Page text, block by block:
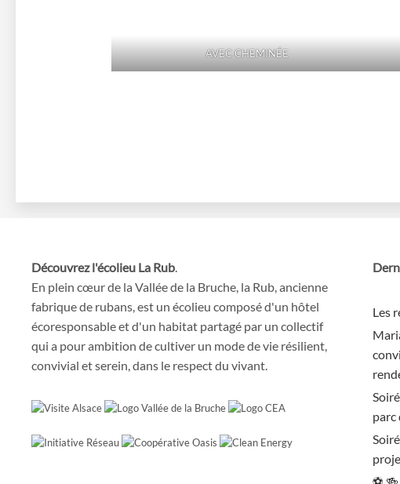
AVEC CHEMINÉE
Découvrez l'écolieu La Rub
En plein cœur de la Vallée de la Bruche, la Rub, ancienne
fabrique de rubans, est un écolieu composé d'un hôtel
écoresponsable et d'un habitat partagé par un collectif
qui a pour ambition de cultiver un mode de vie résilient,
convivial et serein, dans le respect du vivant.
Les
parc
⚽️